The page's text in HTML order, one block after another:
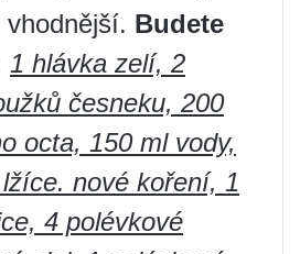
vhodnější. Budete
1 hlávka zelí, 2
česneku, 200
octa, 150 ml vody,
nové koření, 1
4 polévkové